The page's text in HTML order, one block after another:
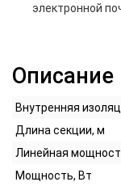
электронной
Описание
Внутренняя
Длина секции, м
Линейная
Мощность, Вт